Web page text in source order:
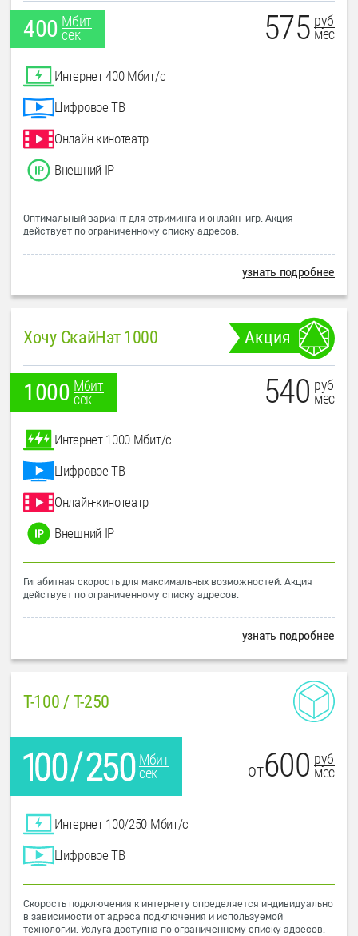
400 Мбит
сек
575 руб
мес
Интернет 400 Мбит/с
Цифровое ТВ
Онлайн-кинотеатр
Внешний IP
Оптимальный вариант для стриминга и онлайн-игр. Акция
действует по ограниченному списку адресов.
узнать подробнее
Хочу СкайНэт 1000 Акция
1000 Мбит
сек
540 руб
мес
Интернет 1000 Мбит/с
Цифровое ТВ
Онлайн-кинотеатр
Внешний IP
Гигабитная скорость для максимальных возможностей. Акция
действует по ограниченному списку адресов.
узнать подробнее
T-100 / T-250
Мбит
сек
от600 руб
мес
Интернет 100/250 Мбит/с
Цифровое ТВ
Скорость подключения к интернету определяется индивидуально
в зависимости от адреса подключения и используемой
технологии. Услуга доступна по ограниченному списку адресов.